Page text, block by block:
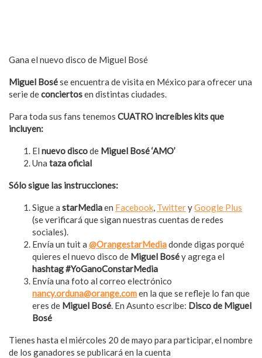
Gana el nuevo disco de Miguel Bosé
Miguel Bosése encuentra de visita en México para ofrecer una
serie deconciertosen distintas ciudades.
Para toda sus fans tenemos CUATRO increíbles kits que
incluyen:
El nuevo discode Miguel Bosé ‘AMO’
Una taza oficial
Sólo sigue las instrucciones:
Sigue a starMediaen Facebook TwitteryGoogle Plus
(se verificará que sigan nuestras cuentas de redes
sociales).
Envía un tuit a @OrangestarMediadonde digas porqué
quieres el nuevo disco de Miguel Boséy agrega el
hashtag #YoGanoConstarMedia
Envía una foto al correo electrónico
nancy.orduna@orange.comen la que se refleje lo fan que
eres de Miguel Bosé . En Asunto escribe: Disco de Miguel
Bosé
Tienes hasta el miércoles 20 de mayo para participar, el nombre
de los ganadores se publicará en la cuenta